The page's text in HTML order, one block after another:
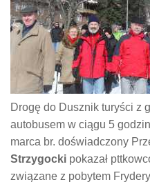
Drogę do Dusznik turyści z
autobusem w ciągu 5
marca br. doświadczony
Strzygocki pokazał
związane z pobytem